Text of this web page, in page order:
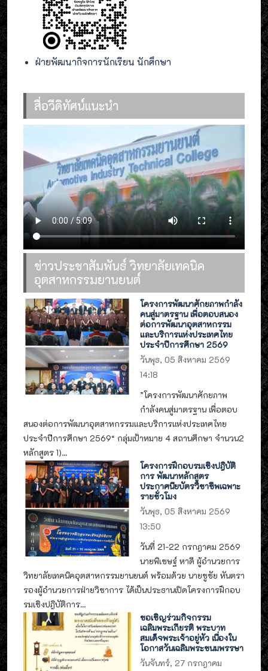
ฝ่ายพัฒนากิจการนักเรียน นักศึกษา
สื่อวีดิทัศน์แนะนำ
ข่าวประชาสัมพันธ์ วิทยาลัยเทคนิค
อุตสาหกรรมยานยนต์
โครงการพัฒนาศักยภาพกำลัง
คนสู่มาตรฐาน เพื่อตอบสนอง
ต่อการพัฒนาอุตสาหกรรม
และบริการแห่งประเทศไทย
ประจำปีการศึกษา 2569
วันพุธ, 05 สิงหาคม 2569
14:18
”โครงการพัฒนาศักยภาพ
กำลังคนสู่มาตรฐาน เพื่อตอบ
สนองต่อการพัฒนาอุตสาหกรรมและบริการแห่งประเทศไทย
ประจำปีการศึกษา 2569“ กลุ่มเป้าหมาย 4 สถานศึกษา จำนวน2
หลักสูตร 1)...
โครงการฝึกอบรมเชิงปฎิบัติ
การ พัฒนาหลักสูตร
ประกาศนียบัตรวิชาชีพเฉพาะ
รายชั่วโมง
วันพุธ, 05 สิงหาคม 2569
13:50
วันที่ 21-22 กรกฎาคม 2569
นายพิเชษฐ์ หาดี ผู้อำนวยการ
วิทยาลัยเทคนิคอุตสาหกรรมยานยนต์ พร้อมด้วย นายชูชัย หันตรา
รองผู้อำนวยการฝ่ายวิชาการ ได้เป็นประธานเปิดโครงการฝึกอบ
รมเชิงปฎิบัติการ...
ขอเชิญร่วมกิจกรรม
เฉลิมพระเกียรติ พระบาท
สมเด็จพระเจ้าอยู่หัว เนื่องใน
โอกาสวันเฉลิมพระชนมพรรษา
วันจันทร์, 27 กรกฎาคม